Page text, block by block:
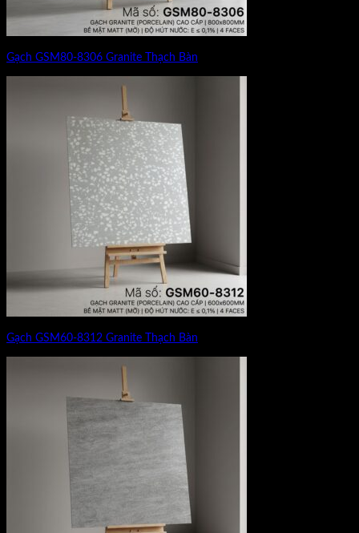
Gạch GSM80-8306 Granite Thạch Bàn
Gạch GSM60-8312 Granite Thạch Bàn